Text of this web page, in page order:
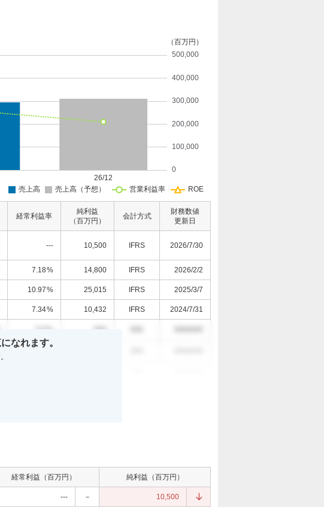
経常利益率
純利益
（百万円）
会計方式
財務数値
更新日
--- 10,500 IFRS 2026/7/30
7.18% 14,800 IFRS 2026/2/2
10.97% 25,015 IFRS 2025/3/7
7.34% 10,432 IFRS 2024/7/31
0.0% 000
なれます。
経常利益（百万円） 純利益（百万円）
--- － 10,500